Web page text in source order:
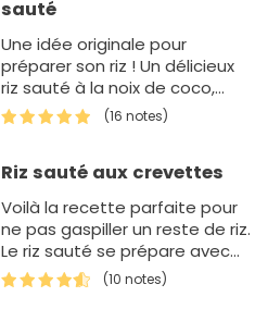
sauté
Une idée originale pour
préparer son riz ! Un délicieux
riz sauté à la noix de coco,
pour changer du quotidien.
(16 notes)
Riz sauté aux crevettes
Voilà la recette parfaite pour
ne pas gaspiller un reste de riz.
Le riz sauté se prépare avec
du riz froid, c’est très
important p…
(10 notes)